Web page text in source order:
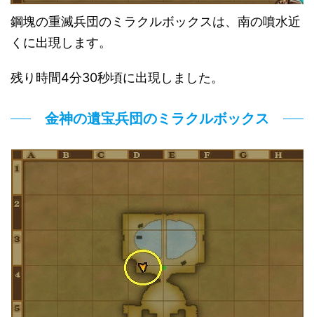
鋼塊の重滅兵団のミラクルボックスは、南の噴水近
くに出現します。
残り時間4分30秒頃に出現しました。
金神の遺宝兵団のミラクルボックス